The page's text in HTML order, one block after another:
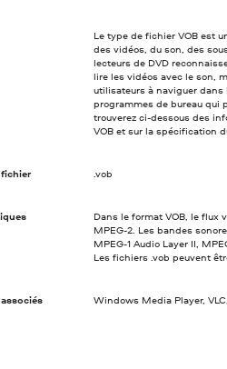
Le type de fichier VOB est
des vidéos, du son, des
lecteurs de DVD
lire les vidéos avec le son,
utilisateurs à naviguer
programmes de bureau qui
trouverez ci-dessous des
VOB et sur la spécification
fichier .vob
Dans le format VOB, le flux
MPEG-2. Les bandes
MPEG-1 Audio Layer II,
Les fichiers .vob peuvent
Windows Media Player,